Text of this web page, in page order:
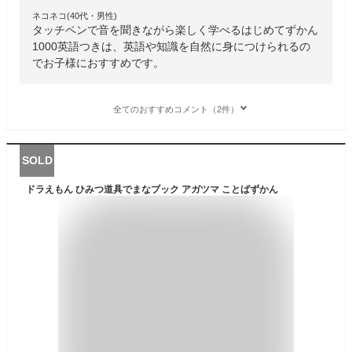
ネコネコ(40代・男性)
タッチペンで音を聞きながら楽しく学べるはじめてずかん
1000英語つきは、英語や知識を自然に身につけられるの
でお子様におすすめです。
全てのおすすめコメント（2件）
SOLD
ドラえもん ひみつ道具でまなブック アガツマ ことばずかん